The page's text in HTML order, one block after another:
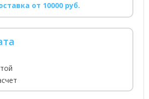
от 10000 руб.